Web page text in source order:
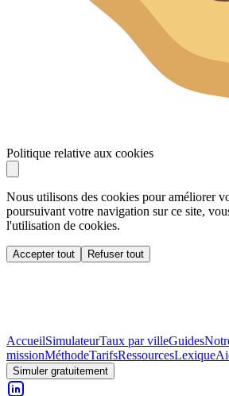
Politique relative aux cookies
Nous utilisons des cookies pour améliorer
poursuivant votre navigation sur ce site,
l'utilisation de cookies.
Accepter tout Refuser tout
AccueilSimulateurTaux par villeGuides
missionMéthodeTarifsRessourcesLexique
Simuler gratuitement